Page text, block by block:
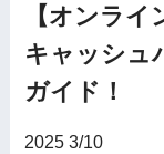
【オンラ
キャッシュ
ガイド！
2025 3/10